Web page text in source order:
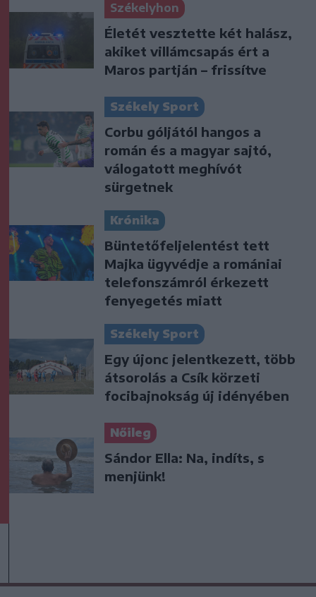
Székelyhon
Életét vesztette két halász,
akiket villámcsapás ért a
Maros partján – frissítve
Székely Sport
Corbu góljától hangos a
román és a magyar sajtó,
válogatott meghívót
sürgetnek
Krónika
Büntetőfeljelentést tett
Majka ügyvédje a romániai
telefonszámról érkezett
fenyegetés miatt
Székely Sport
Egy újonc jelentkezett, több
átsorolás a Csík körzeti
focibajnokság új idényében
Nőileg
Sándor Ella: Na, indíts, s
menjünk!